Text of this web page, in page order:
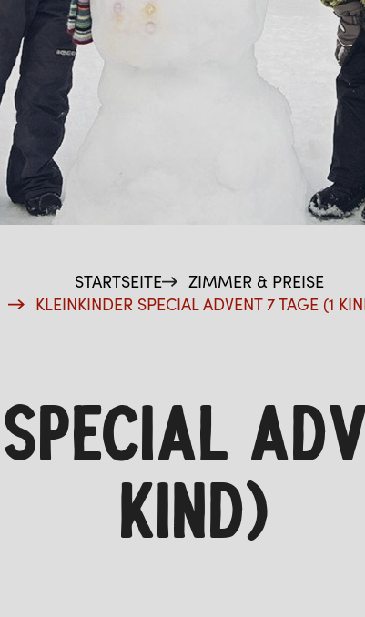
STARTSEITE
ZIMMER & PREISE
KLEINKINDER SPECIAL ADVENT 7 TAGE (1
KIND)